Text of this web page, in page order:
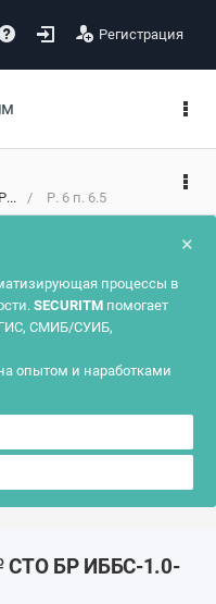
Регистрация
Р. 6 п. 6.5
×
процессы в
SECURITM помогает
СМИБ/СУИБ,
опытом и наработками
СТО БР ИББС-1.0-